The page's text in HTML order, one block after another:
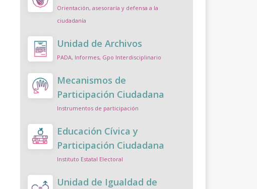
Orientación, asesoraría y defensa a la
ciudadanía
Unidad de Archivos
PADA, Informes, Gpo Interdisciplinario
Mecanismos de
Participación Ciudadana
Instrumentos de participación
Educación Cívica y
Participación Ciudadana
Instituto Estatal Electoral
Unidad de Igualdad de